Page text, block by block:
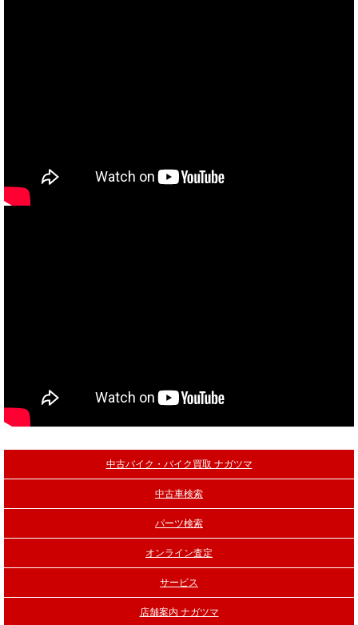
中古バイク・バイク買取 ナガツマ
中古車検索
パーツ検索
オンライン査定
サービス
店舗案内 ナガツマ